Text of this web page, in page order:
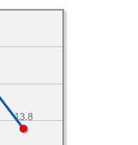
13.8